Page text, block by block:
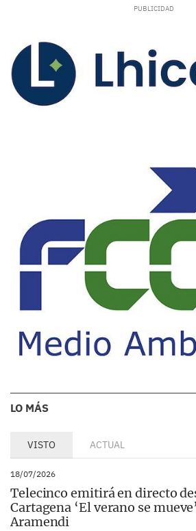
LO MÁS
VISTO ACTUAL
18/07/2026
Telecinco emitirá en directo
Cartagena ‘El verano se
Aramendi